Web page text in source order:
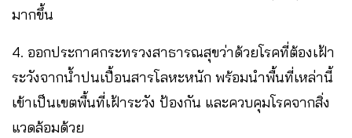
มากขึ้น
4. ออกประกาศกระทรวงสาธารณสุขว่าด้วยโรคที่ต้องเฝ้า
ระวังจากน้ำปนเปื้อนสารโลหะหนัก พร้อมนำพื้นที่เหล่านี้
เข้าเป็นเขตพื้นที่เฝ้าระวัง ป้องกัน และควบคุมโรคจากสิ่ง
แวดล้อมด้วย